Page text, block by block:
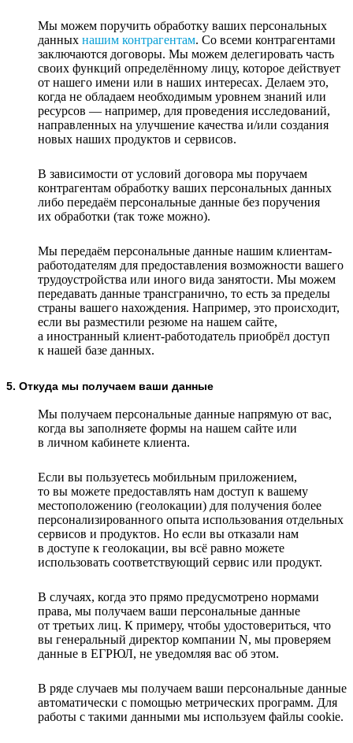
Мы можем поручить обработку ваших персональных
данных нашим контрагентам. Со всеми контрагентами
заключаются договоры. Мы можем делегировать часть
своих функций определённому лицу, которое действует
от нашего имени или в наших интересах. Делаем это,
когда не обладаем необходимым уровнем знаний или
ресурсов — например, для проведения исследований,
направленных на улучшение качества и/или создания
новых наших продуктов и сервисов.
В зависимости от условий договора мы поручаем
контрагентам обработку ваших персональных данных
либо передаём персональные данные без поручения
их обработки (так тоже можно).
Мы передаём персональные данные нашим клиентам-
работодателям для предоставления возможности вашего
трудоустройства или иного вида занятости. Мы можем
передавать данные трансгранично, то есть за пределы
страны вашего нахождения. Например, это происходит,
если вы разместили резюме на нашем сайте,
а иностранный клиент-работодатель приобрёл доступ
к нашей базе данных.
5. Откуда мы получаем ваши данные
Мы получаем персональные данные напрямую от вас,
когда вы заполняете формы на нашем сайте или
в личном кабинете клиента.
Если вы пользуетесь мобильным приложением,
то вы можете предоставлять нам доступ к вашему
местоположению (геолокации) для получения более
персонализированного опыта использования отдельных
сервисов и продуктов. Но если вы отказали нам
в доступе к геолокации, вы всё равно можете
использовать соответствующий сервис или продукт.
В случаях, когда это прямо предусмотрено нормами
права, мы получаем ваши персональные данные
от третьих лиц. К примеру, чтобы удостовериться, что
вы генеральный директор компании N, мы проверяем
данные в ЕГРЮЛ, не уведомляя вас об этом.
В ряде случаев мы получаем ваши персональные данные
автоматически с помощью метрических программ. Для
работы с такими данными мы используем файлы cookie.